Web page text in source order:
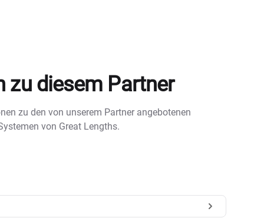
zu diesem Partner
zu den von unserem Partner angebotenen
von Great Lengths.